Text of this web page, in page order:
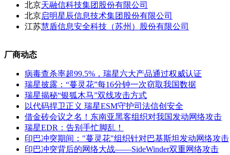
北京天融信科技集团股份有限公司
北京启明星辰信息技术集团股份有限公司
江苏慧盾信息安全科技（苏州）股份有限公司
厂商动态
病毒查杀率超99.5%，瑞星六大产品通过权威认证
瑞星披露：“蔓灵花”每16分钟一次窃取我国数据
瑞星揭秘“银狐木马”双线攻击方式
以代码捍卫正义 瑞星ESM守护司法信创安全
借金砖会议之名！东南亚黑客组织对我国发动网络攻击
瑞星EDR：告别手忙脚乱！
印巴冲突期间："蔓灵花"组织针对巴基斯坦发动网络攻击
印巴冲突背后的网络大战——SideWinder双重网络攻击